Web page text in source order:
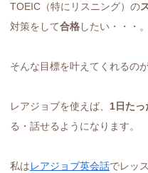
TOEIC（特にリスニング）の
対策をして合格したい・・・。
そんな目標を叶えてくれるのが
レアジョブを使えば、 1日たっ
る・話せるようになります。
私はレアジョブ英会話でレッ